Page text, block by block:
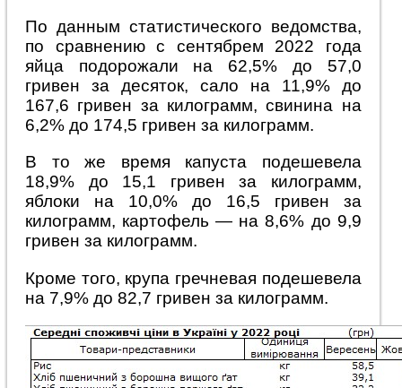
По данным статистического ведомства,
по сравнению с сентябрем 2022 года
яйца подорожали на 62,5% до 57,0
гривен за десяток, сало на 11,9% до
167,6 гривен за килограмм, свинина на
6,2% до 174,5 гривен за килограмм.
В то же время капуста подешевела
18,9% до 15,1 гривен за килограмм,
яблоки на 10,0% до 16,5 гривен за
килограмм, картофель — на 8,6% до 9,9
гривен за килограмм.
Кроме того, крупа гречневая подешевела
на 7,9% до 82,7 гривен за килограмм.